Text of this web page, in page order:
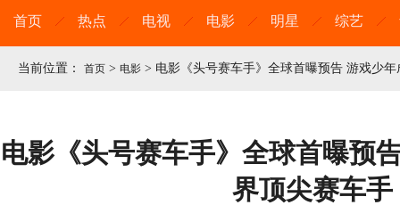
首页 热点 电视 电影 明星 综艺
当前位置： 首页 > 电影 > 电影《头号赛车手》全球首曝预告 游戏少
电影《头号赛车手》全球首曝预
界顶尖赛车手